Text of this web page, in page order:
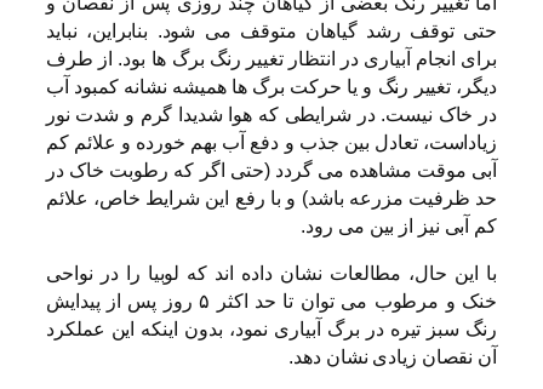
حتی توقف رشد گیاهان متوقف می شود. بنابراین، نباید
برای انجام آبیاری در انتظار تغییر رنگ برگ ها بود. از طرف
دیگر، تغییر رنگ و یا حرکت برگ ها همیشه نشانه کمبود آب
در خاک نیست. در شرایطی که هوا شدیدا گرم و شدت نور
زیاداست، تعادل بین جذب و دفع آب بهم خورده و علائم کم
آبی موقت مشاهده می گردد (حتی اگر که رطوبت خاک در
حد ظرفیت مزرعه باشد) و با رفع این شرایط خاص، علائم
کم آبی نیز از بین می رود.
با این حال، مطالعات نشان داده اند که لوبیا را در نواحی
خنک و مرطوب می توان تا حد اکثر ۵ روز پس از پیدایش
رنگ سبز تیره در برگ آبیاری نمود، بدون اینکه این عملکرد
آن نقصان زیادی نشان دهد.